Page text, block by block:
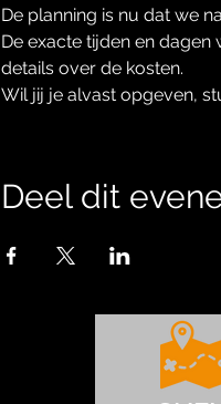
De planning is nu dat we
De exacte tijden en
details over de kosten.
Wil jij je alvast opgeven,
Deel dit